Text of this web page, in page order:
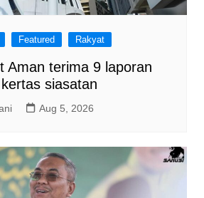
Featured Rakyat
Aman terima 9 laporan
siasatan
Aug 5, 2026